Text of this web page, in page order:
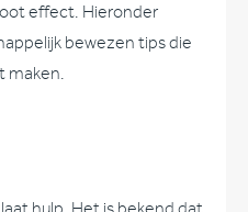
effect. Hieronder
bewezen tips die
maken.